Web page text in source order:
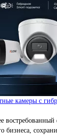
камеры с
бизнеса,